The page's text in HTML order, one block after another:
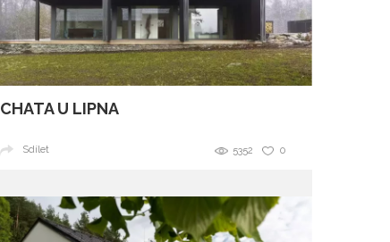
CHATA U LIPNA
0
5352
Sdílet